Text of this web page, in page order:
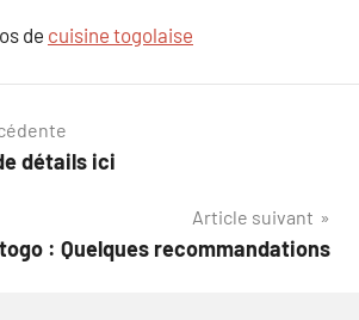
de cuisine togolaise
détails ici
Article suivant
: Quelques recommandations